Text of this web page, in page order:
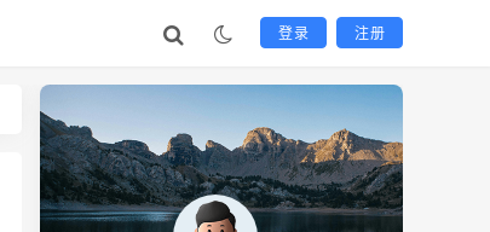
登录 注册